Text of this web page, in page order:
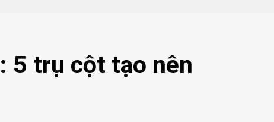
5 trụ cột tạo nên